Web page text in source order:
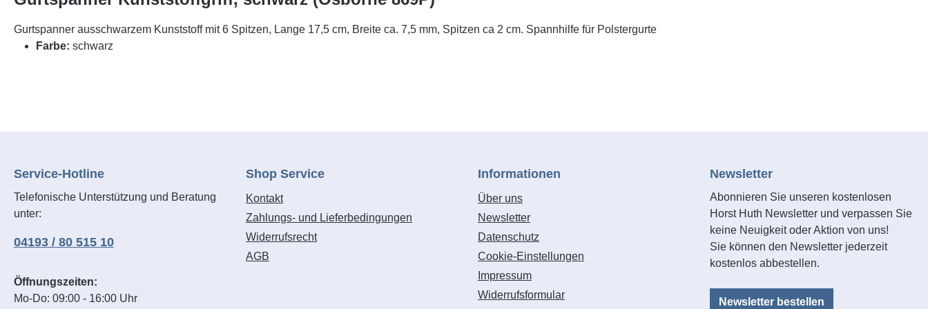
Gurtspanner ausschwarzem Kunststoff mit 6 Spitzen, Lange 17,5 cm, Breite ca. 7,5 mm, Spitzen ca 2 cm. Spannhilfe für Polstergurte
Farbe: schwarz
Service-Hotline
Telefonische Unterstützung und Beratung
unter:
04193 / 80 515 10
Öffnungszeiten:
Mo-Do: 09:00 - 16:00 Uhr
Shop Service
Kontakt
Zahlungs- und Lieferbedingungen
Widerrufsrecht
AGB
Informationen
Über uns
Newsletter
Datenschutz
Cookie-Einstellungen
Impressum
Widerrufsformular
Newsletter
Abonnieren Sie unseren kostenlosen
Horst Huth Newsletter und verpassen Sie
keine Neuigkeit oder Aktion von uns!
Sie können den Newsletter jederzeit
kostenlos abbestellen.
Newsletter bestellen